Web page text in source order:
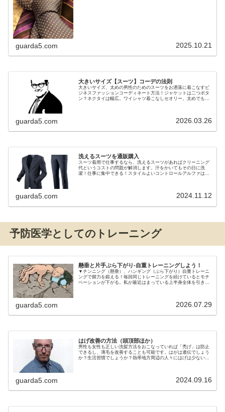
guarda5.com 2025.10.21
大きいサイズ【スーツ】コーデの法則
大きいサイズ、太めの男性のためのスーツをお洒落に着こなすビ
ジネスファッションコーディネート方法！ジャケットは二つボタ
ン？ネクタイは幅広。ワイシャツ着こなしセオリー。太めでもゆ
guarda5.com 2026.03.26
洗えるスーツを通販購入
スーツ着用で仕事するなら、洗えるスーツがあればクリーニング
代というコストの問題が解消します。汗をかいてもその日に洗
濯！仕事に集中できる！スタイルよいコントロールアルファは通
guarda5.com 2024.11.12
予防医学としてのトレーニング
懸垂と片手ぶら下がり-自重トレーニングしよう！
▼チンニング（懸垂）、ハンギング（ぶら下がり）自重トレーニ
ングで握力を鍛える！毎回同じトレーニングを続けているとモチ
ベーションが下がる。私が最近はまっている上半身全体を引き締
guarda5.com 2026.07.29
はげ改善の方法（頭頂部ほか）
男性も女性も正しい洗髪方法をおこなっていれば「禿げ」は防止
できるし、薄毛を改善することも可能です。はがは遺伝でしょう
か？生活習慣でしょうか？熱帯地方周辺の人々にはげは少ないと
guarda5.com 2024.09.16